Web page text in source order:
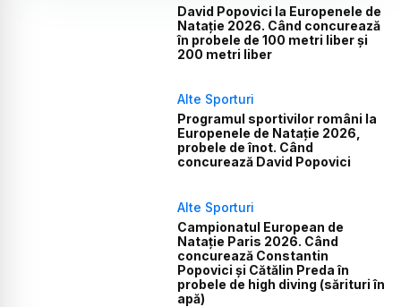
David Popovici la Europenele de
Natație 2026. Când concurează
în probele de 100 metri liber și
200 metri liber
Alte Sporturi
Programul sportivilor români la
Europenele de Natație 2026,
probele de înot. Când
concurează David Popovici
Alte Sporturi
Campionatul European de
Natație Paris 2026. Când
concurează Constantin
Popovici și Cătălin Preda în
probele de high diving (sărituri în
apă)